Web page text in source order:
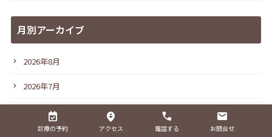
月別アーカイブ
2026年8月
2026年7月
2026年6月
診療の予約 アクセス 電話する お問合せ